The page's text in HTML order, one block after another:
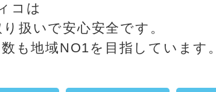
コは
扱いで安心安全です。
も地域NO1を目指しています。